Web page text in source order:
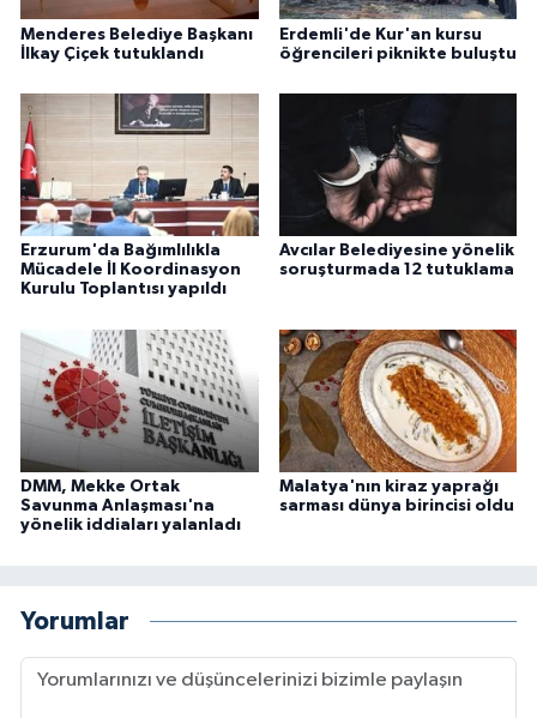
Menderes Belediye Başkanı
İlkay Çiçek tutuklandı
Erdemli'de Kur'an kursu
öğrencileri piknikte buluştu
Erzurum'da Bağımlılıkla
Mücadele İl Koordinasyon
Kurulu Toplantısı yapıldı
Avcılar Belediyesine yönelik
soruşturmada 12 tutuklama
DMM, Mekke Ortak
Savunma Anlaşması'na
yönelik iddiaları yalanladı
Malatya'nın kiraz yaprağı
sarması dünya birincisi oldu
Yorumlar